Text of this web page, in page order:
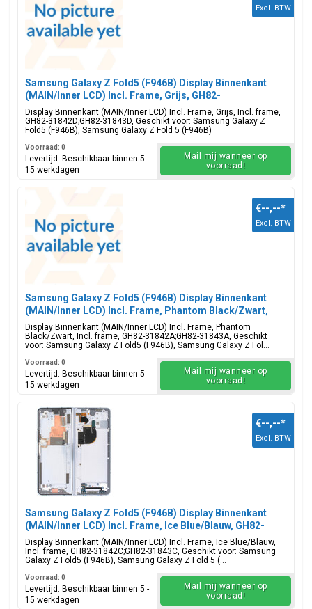
Samsung Galaxy Z Fold5 (F946B) Display Binnenkant
(MAIN/Inner LCD) Incl. Frame, Grijs, GH82-
31842D;GH82-31843D
Display Binnenkant (MAIN/Inner LCD) Incl. Frame, Grijs, Incl. frame,
GH82-31842D;GH82-31843D, Geschikt voor: Samsung Galaxy Z
Fold5 (F946B), Samsung Galaxy Z Fold 5 (F946B)
Excl. BTW
Voorraad: 0
Levertijd: Beschikbaar binnen 5 -
15 werkdagen
Mail mij wanneer op
voorraad!
Samsung Galaxy Z Fold5 (F946B) Display Binnenkant
(MAIN/Inner LCD) Incl. Frame, Phantom Black/Zwart,
GH82-31842A;GH82-31843A
Display Binnenkant (MAIN/Inner LCD) Incl. Frame, Phantom
Black/Zwart, Incl. frame, GH82-31842A;GH82-31843A, Geschikt
voor: Samsung Galaxy Z Fold5 (F946B), Samsung Galaxy Z Fol...
€--,--*
Excl. BTW
Voorraad: 0
Levertijd: Beschikbaar binnen 5 -
15 werkdagen
Mail mij wanneer op
voorraad!
Samsung Galaxy Z Fold5 (F946B) Display Binnenkant
(MAIN/Inner LCD) Incl. Frame, Ice Blue/Blauw, GH82-
31842C;GH82-31843C
Display Binnenkant (MAIN/Inner LCD) Incl. Frame, Ice Blue/Blauw,
Incl. frame, GH82-31842C;GH82-31843C, Geschikt voor: Samsung
Galaxy Z Fold5 (F946B), Samsung Galaxy Z Fold 5 (...
€--,--*
Excl. BTW
Voorraad: 0
Levertijd: Beschikbaar binnen 5 -
15 werkdagen
Mail mij wanneer op
voorraad!